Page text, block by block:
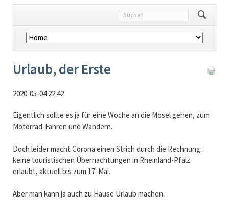
Navigation
überspringen
Urlaub, der Erste
2020-05-04 22:42
Eigentlich sollte es ja für eine Woche an die Mosel gehen, zum
Motorrad-Fahren und Wandern.
Doch leider macht Corona einen Strich durch die Rechnung:
keine touristischen Übernachtungen in Rheinland-Pfalz
erlaubt, aktuell bis zum 17. Mai.
Aber man kann ja auch zu Hause Urlaub machen.